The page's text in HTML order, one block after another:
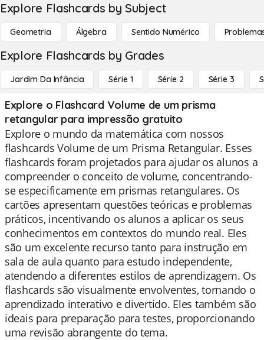
Explore Flashcards by Subject
Geometria Álgebra Sentido Numérico
Explore Flashcards by Grades
Jardim Da Infância Série 1 Série 2 Série 3
Explore o Flashcard Volume de um prisma
retangular para impressão gratuito
Explore o mundo da matemática com nossos
flashcards Volume de um Prisma Retangular. Esses
flashcards foram projetados para ajudar os alunos a
compreender o conceito de volume, concentrando-
se especificamente em prismas retangulares. Os
cartões apresentam questões teóricas e problemas
práticos, incentivando os alunos a aplicar os seus
conhecimentos em contextos do mundo real. Eles
são um excelente recurso tanto para instrução em
sala de aula quanto para estudo independente,
atendendo a diferentes estilos de aprendizagem. Os
flashcards são visualmente envolventes, tornando o
aprendizado interativo e divertido. Eles também são
ideais para preparação para testes, proporcionando
uma revisão abrangente do tema.